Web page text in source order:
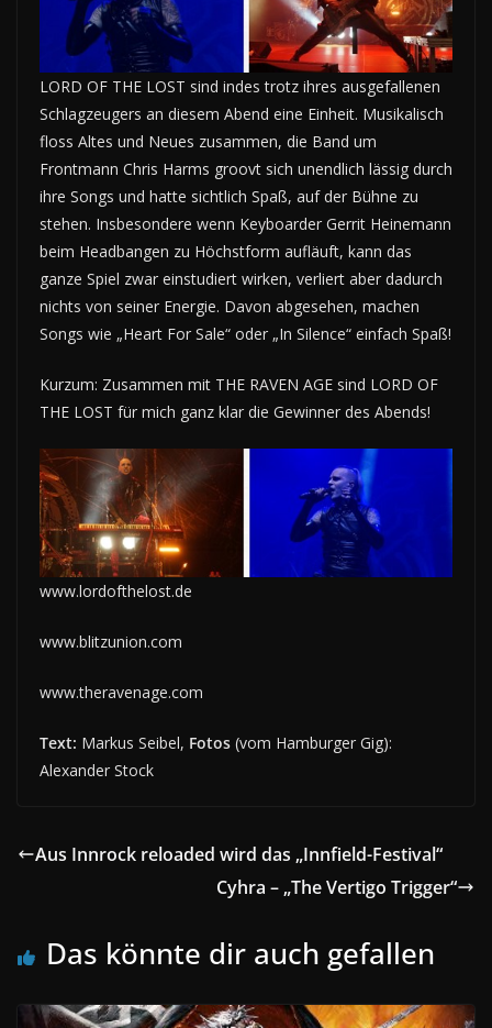
LORD OF THE LOST sind indes trotz ihres ausgefallenen
Schlagzeugers an diesem Abend eine Einheit. Musikalisch
floss Altes und Neues zusammen, die Band um
Frontmann Chris Harms groovt sich unendlich lässig durch
ihre Songs und hatte sichtlich Spaß, auf der Bühne zu
stehen. Insbesondere wenn Keyboarder Gerrit Heinemann
beim Headbangen zu Höchstform aufläuft, kann das
ganze Spiel zwar einstudiert wirken, verliert aber dadurch
nichts von seiner Energie. Davon abgesehen, machen
Songs wie „Heart For Sale“ oder „In Silence“ einfach Spaß!
Kurzum: Zusammen mit THE RAVEN AGE sind LORD OF
THE LOST für mich ganz klar die Gewinner des Abends!
www.lordofthelost.de
www.blitzunion.com
www.theravenage.com
Text: Markus Seibel, Fotos (vom Hamburger Gig):
Alexander Stock
Aus Innrock reloaded wird das „Innﬁeld-Festival“
Cyhra – „The Vertigo Trigger“
Das könnte dir auch gefallen